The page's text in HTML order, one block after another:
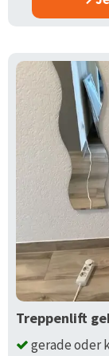
Treppenlift
gerade oder